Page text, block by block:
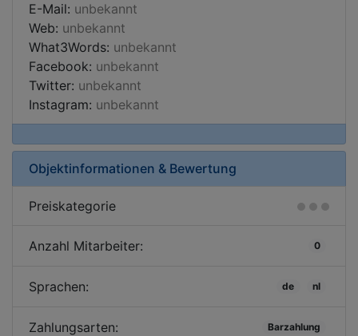
E-Mail: unbekannt
Web: unbekannt
What3Words: unbekannt
Facebook: unbekannt
Twitter: unbekannt
Instagram: unbekannt
Objektinformationen & Bewertung
Preiskategorie
Anzahl Mitarbeiter: 0
Sprachen: de nl
Zahlungsarten: Barzahlung